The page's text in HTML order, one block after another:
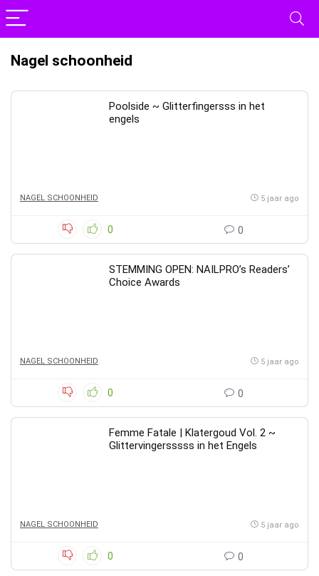
Nagel schoonheid
Poolside ~ Glitterfingersss in het
engels
NAGEL SCHOONHEID 5 jaar ago
0 0
STEMMING OPEN: NAILPRO’s Readers’
Choice Awards
NAGEL SCHOONHEID 5 jaar ago
0 0
Femme Fatale | Klatergoud Vol. 2 ~
Glittervingersssss in het Engels
NAGEL SCHOONHEID 5 jaar ago
0 0